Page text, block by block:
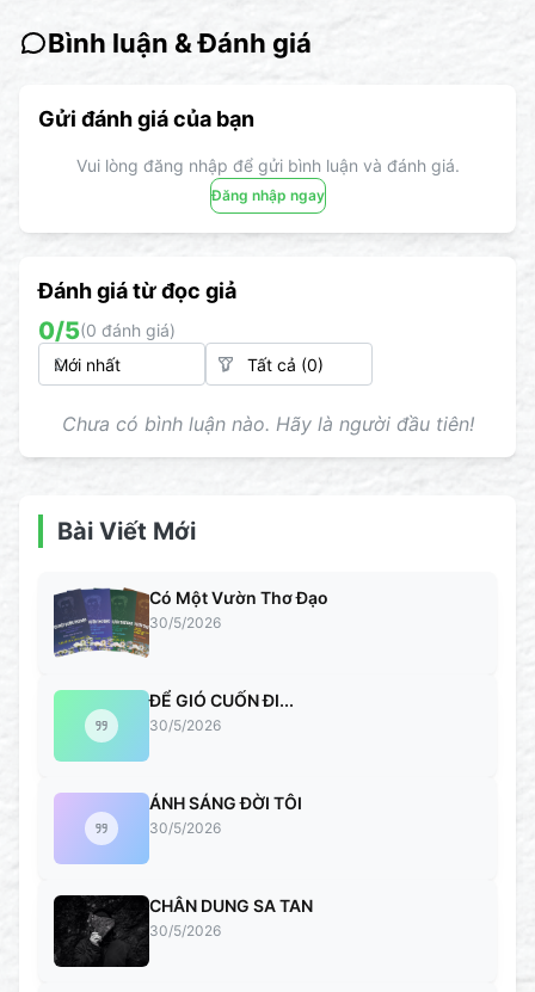
Bình luận & Đánh giá
Gửi đánh giá của bạn
Vui lòng đăng nhập để gửi bình luận và đánh giá.
Đăng nhập ngay
Đánh giá từ đọc giả
0/5(0 đánh giá)
Chưa có bình luận nào. Hãy là người đầu tiên!
Bài Viết Mới
Có Một Vườn Thơ Đạo
30/5/2026
ĐỂ GIÓ CUỐN ĐI...
30/5/2026
ÁNH SÁNG ĐỜI TÔI
30/5/2026
CHÂN DUNG SA TAN
30/5/2026